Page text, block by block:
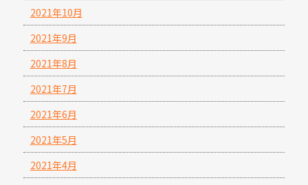
2021年10月
2021年9月
2021年8月
2021年7月
2021年6月
2021年5月
2021年4月